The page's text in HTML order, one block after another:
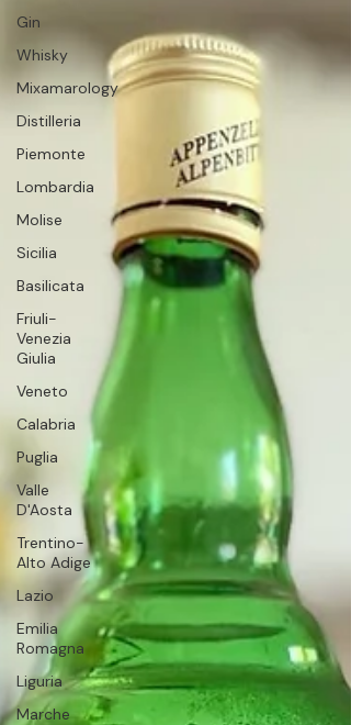
Gin
Whisky
Mixamarology
Distilleria
Piemonte
Lombardia
Molise
Sicilia
Basilicata
Friuli-
Venezia
Giulia
Veneto
Calabria
Puglia
Valle
D'Aosta
Trentino-
Alto Adige
Lazio
Emilia
Romagna
Liguria
Marche